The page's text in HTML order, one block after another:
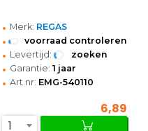
• Merk: REGAS
• voorraad controleren
• Levertijd: zoeken
• Garantie: 1 jaar
• Art.nr: EMG-540110
6,89
1